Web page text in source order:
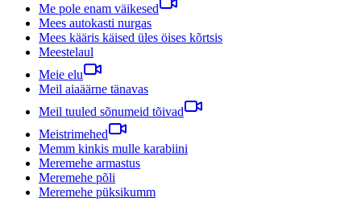
Me pole enam väikesed
Mees autokasti nurgas
Mees kääris käised üles öises kõrtsis
Meestelaul
Meie elu
Meil aiaäärne tänavas
Meil tuuled sõnumeid tõivad
Meistrimehed
Memm kinkis mulle karabiini
Meremehe armastus
Meremehe põli
Meremehe püksikumm